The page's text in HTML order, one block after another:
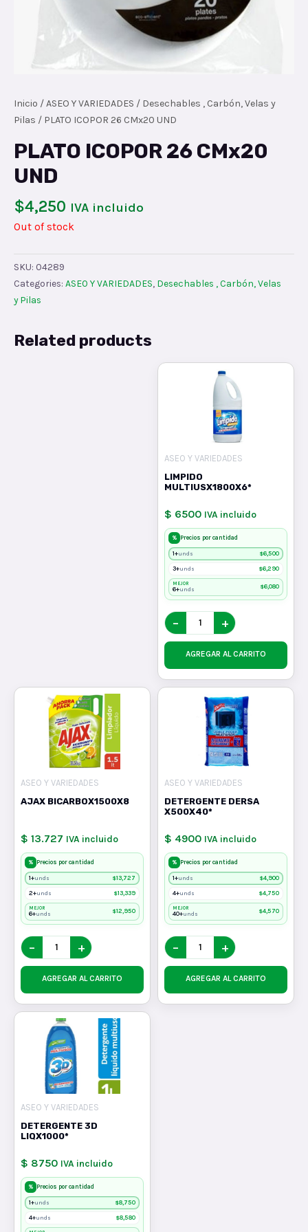
Inicio /ASEO Y VARIEDADES / Desechables , Carbón, Velas y
Pilas / PLATO ICOPOR 26 CMx20 UND
PLATO ICOPOR 26 CMx20
UND
$4,250 IVA incluido
Out of stock
SKU: 04289
Categories: ASEO Y VARIEDADES, Desechables , Carbón, Velas
y Pilas
Related products
ASEO Y VARIEDADES
LIMPIDO
MULTIUSX1800X6*
$ 6500 IVA incluido
% Precios por cantidad
1+unds $6,500
3+unds $6,290
MEJOR
6+unds $6,080
− +
AGREGAR AL CARRITO
ASEO Y VARIEDADES
AJAX BICARBOX1500X8
$ 13.727 IVA incluido
% Precios por cantidad
1+unds $13,727
2+unds $13,339
MEJOR
6+unds $12,950
− +
AGREGAR AL CARRITO
ASEO Y VARIEDADES
DETERGENTE DERSA
X500X40*
$ 4900 IVA incluido
% Precios por cantidad
1+unds $4,900
4+unds $4,750
MEJOR
40+unds $4,570
− +
AGREGAR AL CARRITO
ASEO Y VARIEDADES
DETERGENTE 3D
LIQX1000*
$ 8750 IVA incluido
% Precios por cantidad
1+unds $8,750
4+unds $8,580